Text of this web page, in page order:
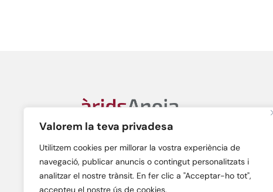
Valorem la teva privadesa
Utilitzem cookies per millorar la vostra experiència de
navegació, publicar anuncis o contingut personalitzats i
analitzar el nostre trànsit. En fer clic a "Acceptar-ho tot",
accepteu el nostre ús de cookies.
Àrids Anoia, S.L.
C/ Gran Bretanya, n. 38A
08700 – Igualada (Barcelona)